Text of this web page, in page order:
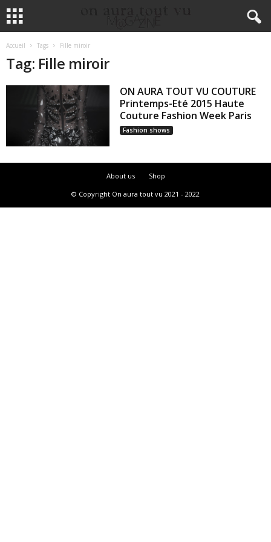
Accueil Tags Fille miroir
Tag: Fille miroir
ON AURA TOUT VU COUTURE
Printemps-Eté 2015 Haute
Couture Fashion Week Paris
Fashion shows
About us
Shop
© Copyright On aura tout vu 2021 - 2022